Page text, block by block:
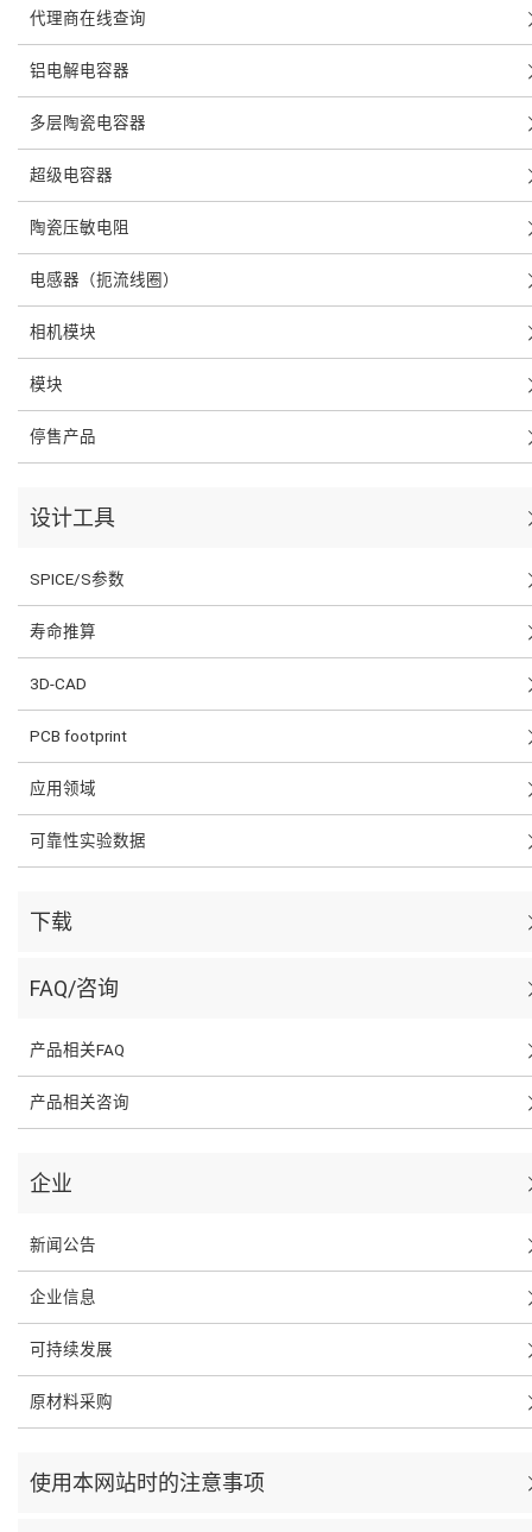
代理商在线查询
铝电解电容器
多层陶瓷电容器
超级电容器
陶瓷压敏电阻
电感器（扼流线圈）
相机模块
模块
停售产品
设计工具
SPICE/S参数
寿命推算
3D-CAD
PCB footprint
应用领域
可靠性实验数据
下载
FAQ/咨询
产品相关FAQ
产品相关咨询
企业
新闻公告
企业信息
可持续发展
原材料采购
使用本网站时的注意事项